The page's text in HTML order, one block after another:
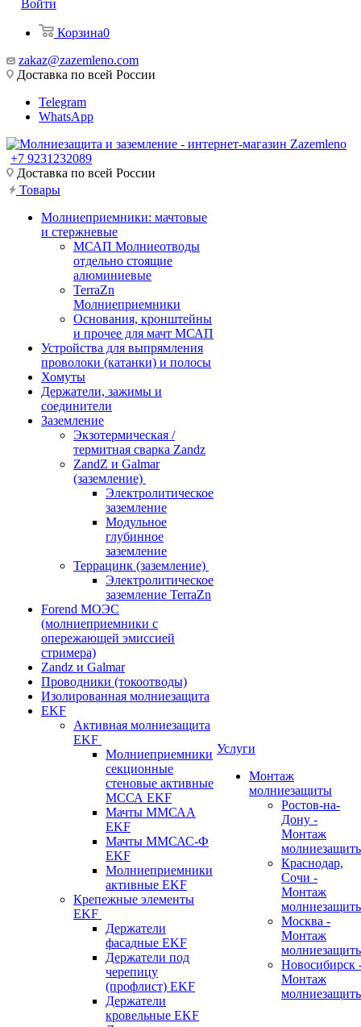
Войти
Корзина0
zakaz@zazemleno.com
Доставка по всей России
Telegram
WhatsApp
+7 9231232089
Доставка по всей России
Товары
Молниеприемники: мачтовые
и стержневые
МСАП Молниеотводы
отдельно стоящие
алюминиевые
TerraZn
Молниеприемники
Основания, кронштейны
и прочее для мачт МСАП
Устройства для выпрямления
проволоки (катанки) и полосы
Хомуты
Держатели, зажимы и
соединители
Заземление
Экзотермическая /
термитная сварка Zandz
ZandZ и Galmar
(заземление)
Электролитическое
заземление
Модульное
глубинное
заземление
Террацинк (заземление)
Электролитическое
заземление TerraZn
Forend МОЭС
(молниеприемники с
опережающей эмиссией
стримера)
Zandz и Galmar
Проводники (токоотводы)
Изолированная молниезащита
EKF
Активная молниезащита
EKF
Молниеприемники
секционные
стеновые активные
МССА EKF
Мачты ММСАА
EKF
Мачты ММСАС-Ф
EKF
Молниеприемники
активные EKF
Крепежные элементы
EKF
Держатели
фасадные EKF
Держатели под
черепицу
(профлист) EKF
Держатели
кровельные EKF
Услуги
Монтаж
молниезащиты
Ростов-на-
Дону -
Монтаж
Краснодар,
Сочи -
Монтаж
Москва -
Монтаж
Новосибирск
Монтаж